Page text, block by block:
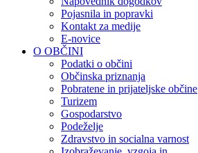
Pojasnila in popravki
Kontakt za medije
E-novice
O OBČINI
Podatki o občini
Občinska priznanja
Pobratene in prijateljske občine
Turizem
Gospodarstvo
Podeželje
Zdravstvo in socialna varnost